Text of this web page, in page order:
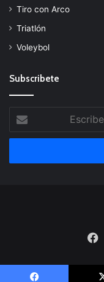
Tiro con Arco
Triatlón
Voleybol
Subscribete
tu
correo